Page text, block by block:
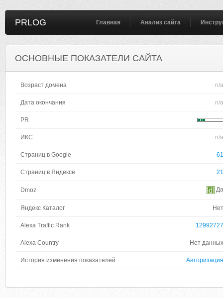
PRLOG Главная Анализ сайта
ОСНОВНЫЕ ПОКАЗАТЕЛИ САЙТА
Возраст домена n/a
Дата окончания n/a
PR
ИКС n/a
Страниц в Google 61
Страниц в Яндексе 21
Dmoz Да
Яндекс Каталог Нет
Alexa Traffic Rank 12992727
Alexa Country Нет данных
История изменения показателей Авторизация